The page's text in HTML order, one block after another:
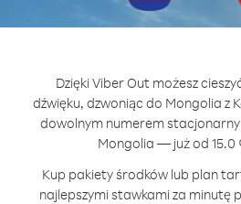
Dzięki Viber Out możesz
dźwięku, dzwoniąc do Mongolia z
dowolnym numerem
Mongolia — już od 15.0
Kup pakiety środków lub plan
najlepszymi stawkami za minutę